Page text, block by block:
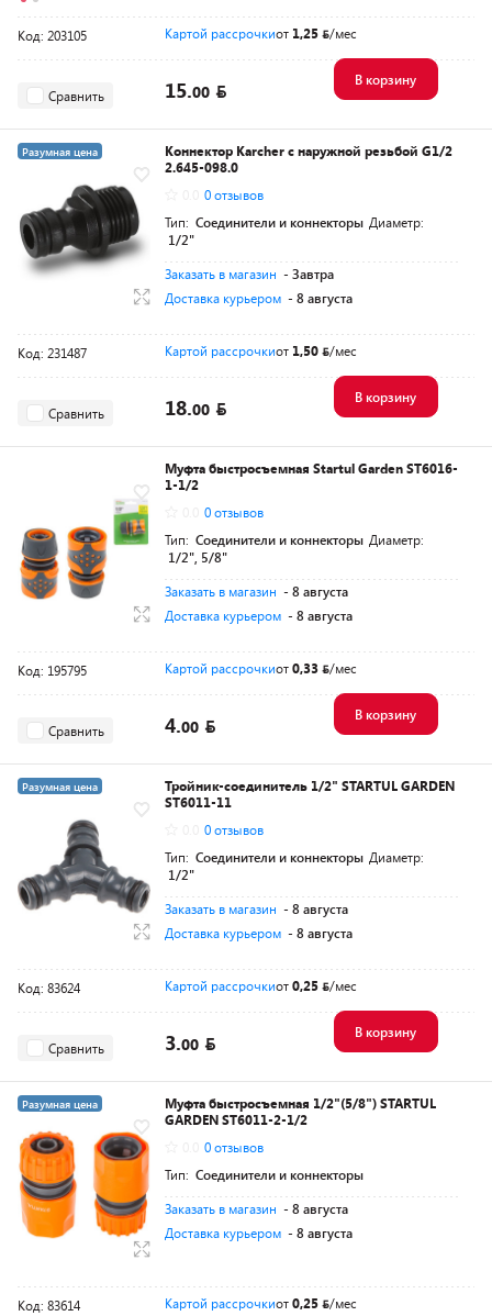
Код: 203105 Картой рассрочкиот 1,25 /мес
Сравнить 15.00
В корзину
Разумная цена
Коннектор Karcher с наружной резьбой G1/2
2.645-098.0
0 отзывов
Тип: Соединители и коннекторы Диаметр:
1/2"
Заказать в магазин - Завтра
Доставка курьером - 8 августа
Код: 231487 Картой рассрочкиот 1,50 /мес
Сравнить 18.00
В корзину
Муфта быстросъемная Startul Garden ST6016-
1-1/2
0 отзывов
Тип: Соединители и коннекторы Диаметр:
1/2", 5/8"
Заказать в магазин - 8 августа
Доставка курьером - 8 августа
Код: 195795 Картой рассрочкиот0,33 /мес
Сравнить 4.00
В корзину
Разумная цена
Тройник-соединитель 1/2" STARTUL GARDEN
ST6011-11
0 отзывов
Тип: Соединители и коннекторы Диаметр:
1/2"
Заказать в магазин - 8 августа
Доставка курьером - 8 августа
Код: 83624 Картой рассрочкиот0,25 /мес
Сравнить 3.00
В корзину
Разумная цена
Муфта быстросъемная 1/2"(5/8") STARTUL
GARDEN ST6011-2-1/2
0 отзывов
Тип: Соединители и коннекторы
Заказать в магазин - 8 августа
Доставка курьером - 8 августа
Код: 83614 Картой рассрочкиот0,25 /мес